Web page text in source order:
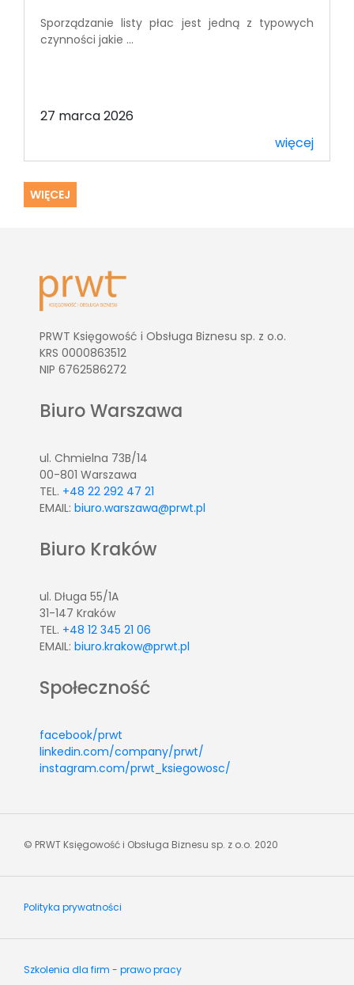
Sporządzanie listy płac jest jedną z typowych
czynności jakie ...
27 marca 2026
więcej
WIĘCEJ
PRWT Księgowość i Obsługa Biznesu sp. z o.o.
KRS 0000863512
NIP 6762586272
Biuro Warszawa
ul. Chmielna 73B/14
00-801 Warszawa
TEL. +48 22 292 47 21
EMAIL: biuro.warszawa@prwt.pl
Biuro Kraków
ul. Długa 55/1A
31-147 Kraków
TEL. +48 12 345 21 06
EMAIL: biuro.krakow@prwt.pl
Społeczność
facebook/prwt
linkedin.com/company/prwt/
instagram.com/prwt_ksiegowosc/
© PRWT Księgowość i Obsługa Biznesu sp. z o.o. 2020
Polityka prywatności
Szkolenia dla firm - prawo pracy